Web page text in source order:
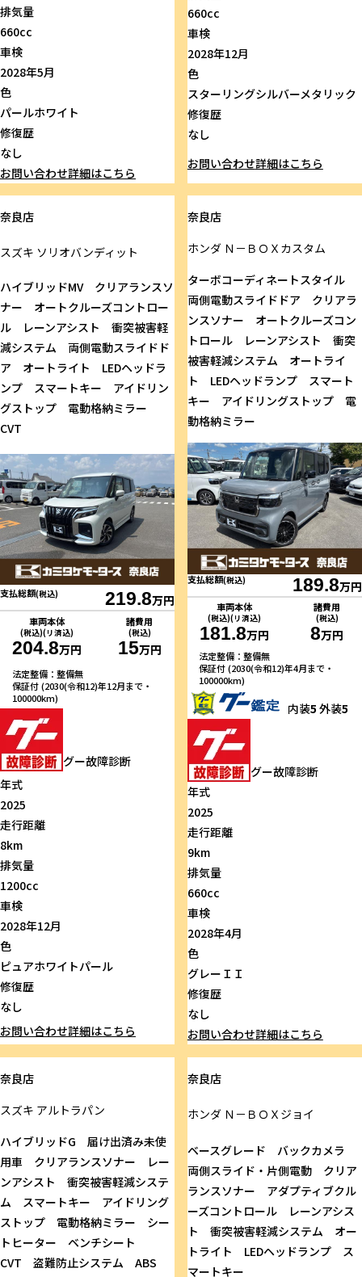
排気量
660cc
車検
2028年5月
色
パールホワイト
修復歴
なし
お問い合わせ詳細はこちら
660cc
車検
2028年12月
色
スターリングシルバーメタリック
修復歴
なし
お問い合わせ詳細はこちら
奈良店
スズキ ソリオバンディット
ハイブリッドMV クリアランスソ
ナー オートクルーズコントロー
ル レーンアシスト 衝突被害軽
減システム 両側電動スライドド
ア オートライト LEDヘッドラ
ンプ スマートキー アイドリン
グストップ 電動格納ミラー
CVT
支払総額(税込) 219.8万円
車両本体
(税込)(リ済込)
204.8万円
諸費用
(税込)
15万円
法定整備：整備無
保証付 (2030(令和12)年12月まで・
100000km)
グー故障診断
年式
2025
走行距離
8km
排気量
1200cc
車検
2028年12月
色
ピュアホワイトパール
修復歴
なし
お問い合わせ詳細はこちら
奈良店
ホンダＮ－ＢＯＸカスタム
ターボコーディネートスタイル
両側電動スライドドア クリアラ
ンスソナー オートクルーズコン
トロール レーンアシスト 衝突
被害軽減システム オートライ
ト LEDヘッドランプ スマート
キー アイドリングストップ 電
動格納ミラー
支払総額(税込) 189.8万円
車両本体
(税込)(リ済込)
181.8万円
諸費用
(税込)
8万円
法定整備：整備無
保証付 (2030(令和12)年4月まで・
100000km)
内装5 外装5
グー故障診断
年式
2025
走行距離
9km
排気量
660cc
車検
2028年4月
色
グレーＩＩ
修復歴
なし
お問い合わせ詳細はこちら
奈良店
スズキ アルトラパン
ハイブリッドG 届け出済み未使
用車 クリアランスソナー レー
ンアシスト 衝突被害軽減システ
ム スマートキー アイドリング
ストップ 電動格納ミラー シー
トヒーター ベンチシート
CVT 盗難防止システム ABS
奈良店
ホンダＮ－ＢＯＸジョイ
ベースグレード バックカメラ
両側スライド・片側電動 クリア
ランスソナー アダプティブクル
ーズコントロール レーンアシス
ト 衝突被害軽減システム オー
トライト LEDヘッドランプ ス
マートキー